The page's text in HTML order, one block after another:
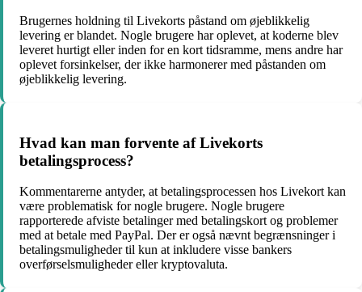
Brugernes holdning til Livekorts påstand om øjeblikkelig
levering er blandet. Nogle brugere har oplevet, at koderne blev
leveret hurtigt eller inden for en kort tidsramme, mens andre har
oplevet forsinkelser, der ikke harmonerer med påstanden om
øjeblikkelig levering.
Hvad kan man forvente af Livekorts
betalingsprocess?
Kommentarerne antyder, at betalingsprocessen hos Livekort kan
være problematisk for nogle brugere. Nogle brugere
rapporterede afviste betalinger med betalingskort og problemer
med at betale med PayPal. Der er også nævnt begrænsninger i
betalingsmuligheder til kun at inkludere visse bankers
overførselsmuligheder eller kryptovaluta.